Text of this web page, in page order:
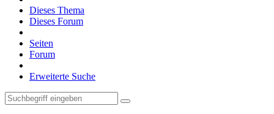
Dieses Thema
Dieses Forum
Seiten
Forum
Erweiterte Suche